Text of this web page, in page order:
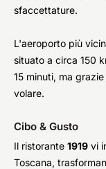
sfaccettature.
L'aeroporto più
situato a circa 150
15 minuti, ma
volare.
Cibo & Gusto
Il ristorante 1919 vi
Toscana,